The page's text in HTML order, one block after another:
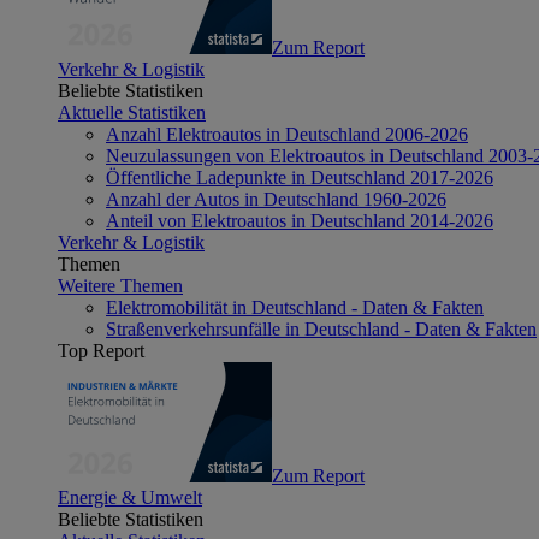
Zum Report
Verkehr & Logistik
Beliebte Statistiken
Aktuelle Statistiken
Anzahl Elektroautos in Deutschland 2006-2026
Neuzulassungen von Elektroautos in Deutschland 2003-
Öffentliche Ladepunkte in Deutschland 2017-2026
Anzahl der Autos in Deutschland 1960-2026
Anteil von Elektroautos in Deutschland 2014-2026
Verkehr & Logistik
Themen
Weitere Themen
Elektromobilität in Deutschland - Daten & Fakten
Straßenverkehrsunfälle in Deutschland - Daten & Fakten
Top Report
Zum Report
Energie & Umwelt
Beliebte Statistiken